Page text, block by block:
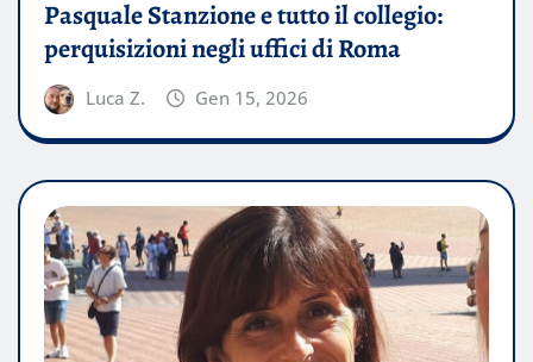
Pasquale Stanzione e tutto il collegio:
perquisizioni negli uffici di Roma
Luca Z. Gen 15, 2026